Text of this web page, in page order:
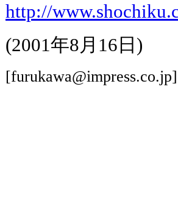
http://
(2001年8月16日)
[furukawa@impress.co.jp]